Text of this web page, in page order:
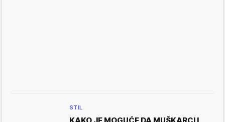
STIL
KAKO JE MOGUĆE DA MUŠKARCI I